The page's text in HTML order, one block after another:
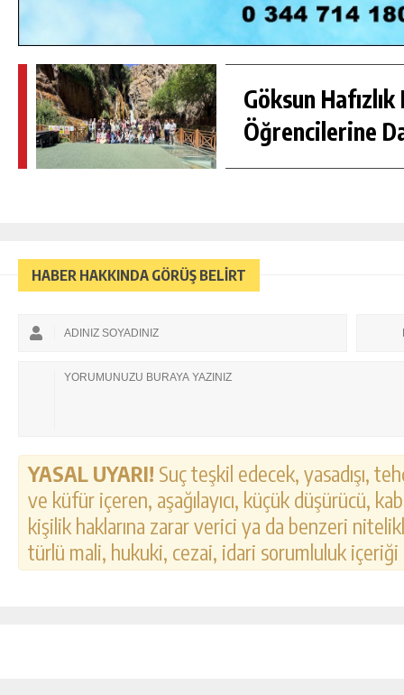
Göksun Hafızlık
Öğrencilerine
HABER HAKKINDA GÖRÜŞ BELİRT
YASAL UYARI! Suç teşkil edecek, yasadışı,
ve küfür içeren, aşağılayıcı, küçük düşürücü,
kişilik haklarına zarar verici ya da benzeri
türlü mali, hukuki, cezai, idari sorumluluk
GÜNLÜK HABER AKIŞI
GÖKSUN HAFIZLIK KIZ KUR’AN KURSU
ÖĞRENCILERINE DARENDE GEZISI.